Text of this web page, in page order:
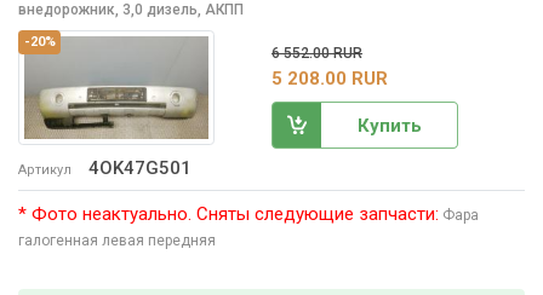
-20%
Артикул 4OK47G501
внедорожник, 3,0 дизель, АКПП
6 552.00 RUR
5 208.00 RUR
Купить
* Фото неактуально. Сняты следующие запчасти: Фара
галогенная левая передняя